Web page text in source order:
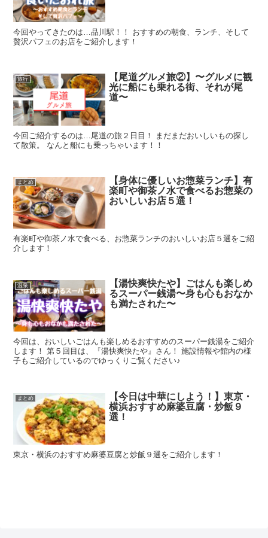
今回やってきたのは…品川駅！！ おすすめの朝食、ランチ、そして
贅沢パフェのお店をご紹介します！
旅行
【尾道グルメ旅②】〜グルメに観
光に船にも乗れる街、それが尾
道〜
今回ご紹介するのは…尾道の旅２日目！ まだまだおいしいもの探し
て散策。 なんと船にも乗っちゃいます！！
まとめ
【身体に優しいお惣菜ランチ】有
楽町や御茶ノ水で食べるお惣菜の
おいしいお店５選！
有楽町や御茶ノ水で食べる、お惣菜ランチのおいしいお店５選をご紹
介します！
温泉
【湯快爽快たや】ごはんも楽しめ
るスーパー銭湯〜身も心もおなか
も満たされた〜
今回は、おいしいごはんも楽しめるおすすめのスーパー銭湯をご紹介
します！ 第５回目は、『湯快爽快たや』さん！ 施設情報や館内の様
子もご紹介しているのでゆっくりご覧ください♪
まとめ
【今日は中華にしよう！】東京・
横浜おすすめ麻婆豆腐・炒飯９
選！
東京・横浜のおすすめ麻婆豆腐と炒飯９選をご紹介します！